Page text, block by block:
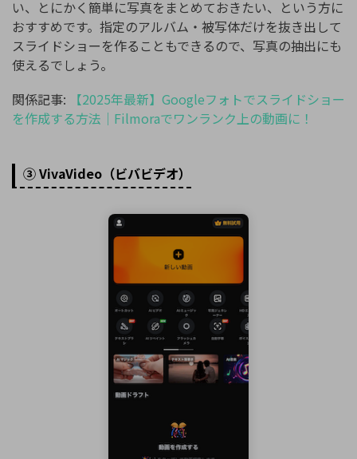
い、とにかく簡単に写真をまとめておきたい、という方に
おすすめです。指定のアルバム・被写体だけを抜き出して
スライドショーを作ることもできるので、写真の抽出にも
使えるでしょう。
関係記事: 【2025年最新】Googleフォトでスライドショー
を作成する方法｜Filmoraでワンランク上の動画に！
③ VivaVideo（ビバビデオ）